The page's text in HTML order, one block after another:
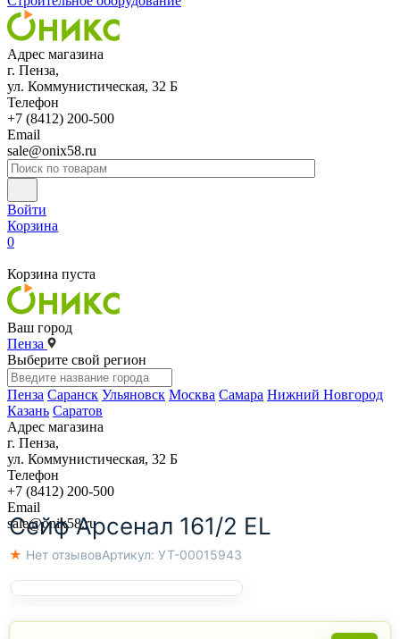
Адрес магазина
г. Пенза,
ул. Коммунистическая, 32 Б
Телефон
+7 (8412) 200-500
Email
sale@onix58.ru
Войти
Корзина
0
Корзина пуста
Ваш город
Пенза
Выберите свой регион
Пенза Саранск Ульяновск Москва Самара Нижний Новгород
Казань Саратов
Адрес магазина
г. Пенза,
ул. Коммунистическая, 32 Б
Телефон
+7 (8412) 200-500
Email
sale@onix58.ru
Сейф Арсенал 161/2 EL
★ Нет отзывовАртикул: УТ-00015943